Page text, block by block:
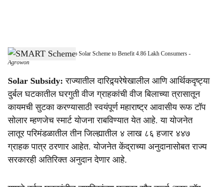
h
a
r
e
MSEDCL's SMART Rooftop Solar Scheme to Benefit 4.86 Lakh Consumers -
Agrowon
Solar Subsidy: राज्यातील दारिद्र्यरेषेखालील आणि आर्थिकदृष्ट्या
दुर्बल घटकातील घरगुती वीज ग्राहकांची वीज बिलाच्या त्रासातून
कायमची सुटका करण्यासाठी स्वयंपूर्ण महाराष्ट्र आवासीय रूफ टॉप
सोलार म्हणजेच स्मार्ट योजना राबविण्यात येत आहे. या योजनेत
लातूर परिमंडळातील तीन जिल्ह्यातील ४ लाख ८६ हजार ४४७
ग्राहक पात्र ठरणार आहेत. योजनेत केंद्राच्या अनुदानासोबत राज्य
सरकारही अतिरिक्त अनुदान देणार आहे.